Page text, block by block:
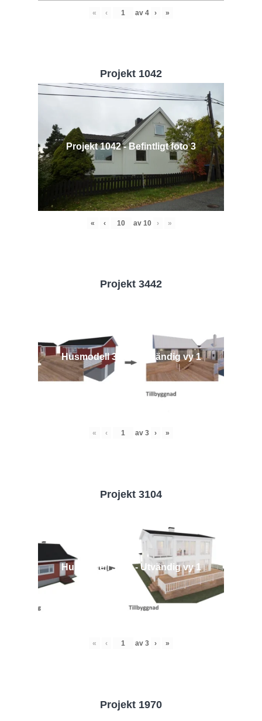
« ‹ av 4 › »
Projekt 1042
Projekt 1042 - Befintligt foto 3
« ‹ av 10 › »
Projekt 3442
Husmodell 3442 - Utvändig vy 1
« ‹ av 3 › »
Projekt 3104
Husmodell 3104 - Utvändig vy 1
« ‹ av 3 › »
Projekt 1970